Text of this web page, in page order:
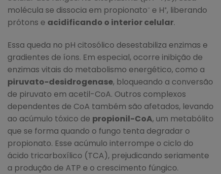
molécula se dissocia em propionato⁻ e H⁺, liberando
prótons e acidificando o interior celular.
Essa queda no pH citosólico desestabiliza enzimas e
gradientes de íons. Em especial, ocorre inibição de
enzimas vitais do metabolismo energético, como a
piruvato-desidrogenase, bloqueando a conversão
de piruvato em acetil-CoA. Outros complexos
dependentes de CoA também são afetados, levando
ao acúmulo tóxico de propionil-CoA, um metabólito
que se forma quando o fungo tenta degradar o
propionato. Esse acúmulo interrompe o ciclo do
ácido tricarboxílico (TCA), prejudicando seriamente
a produção de ATP e o crescimento fúngico.